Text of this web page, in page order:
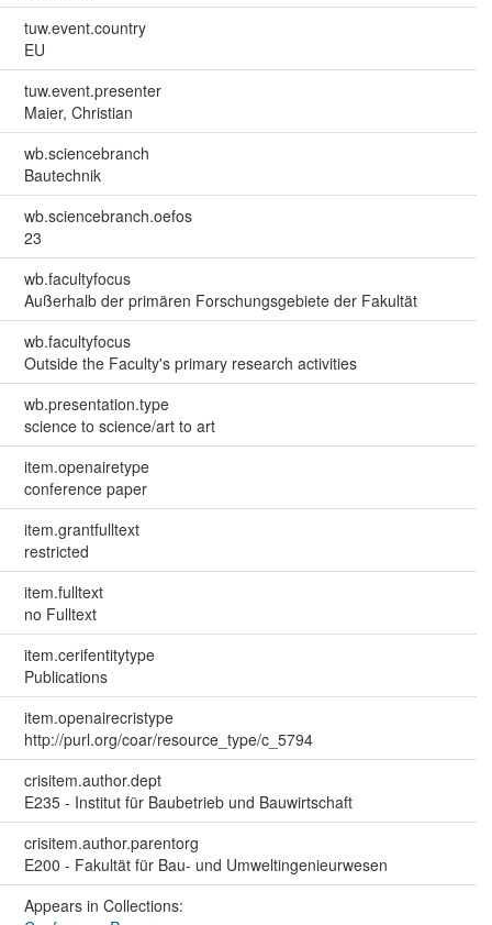
tuw.event.country
EU
tuw.event.presenter
Maier, Christian
wb.sciencebranch
Bautechnik
wb.sciencebranch.oefos
23
wb.facultyfocus
Außerhalb der primären Forschungsgebiete der Fakultät
wb.facultyfocus
Outside the Faculty's primary research activities
wb.presentation.type
science to science/art to art
item.openairetype
conference paper
item.grantfulltext
restricted
item.fulltext
no Fulltext
item.cerifentitytype
Publications
item.openairecristype
http://purl.org/coar/resource_type/c_5794
crisitem.author.dept
E235 - Institut für Baubetrieb und Bauwirtschaft
crisitem.author.parentorg
E200 - Fakultät für Bau- und Umweltingenieurwesen
Appears in Collections: